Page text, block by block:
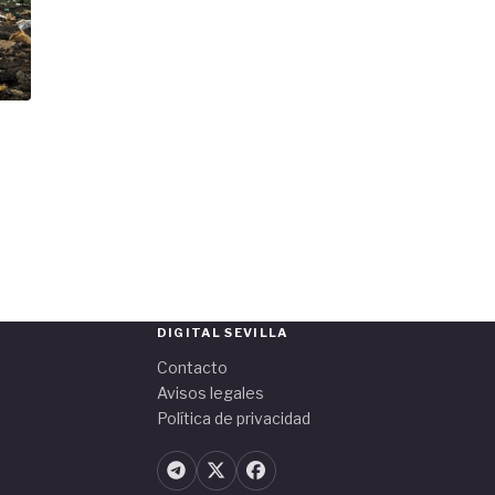
DIGITAL SEVILLA
Contacto
Avisos legales
Política de privacidad